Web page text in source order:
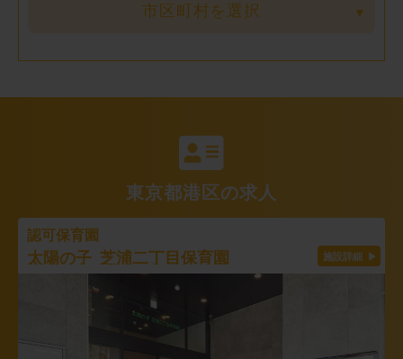
市区町村を選択
東京都港区の求人
認可保育園
太陽の子 芝浦二丁目保育園